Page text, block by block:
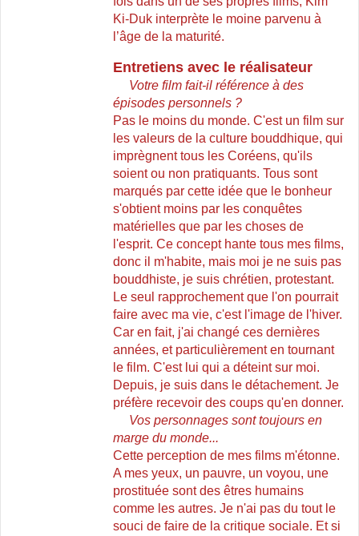
Ki-Duk interprète le moine parvenu à
l’âge de la maturité.
Entretiens avec le réalisateur
Votre film fait-il référence à des
épisodes personnels ?
Pas le moins du monde. C'est un film sur
les valeurs de la culture bouddhique, qui
imprègnent tous les Coréens, qu'ils
soient ou non pratiquants. Tous sont
marqués par cette idée que le bonheur
s'obtient moins par les conquêtes
matérielles que par les choses de
l'esprit. Ce concept hante tous mes films,
donc il m'habite, mais moi je ne suis pas
bouddhiste, je suis chrétien, protestant.
Le seul rapprochement que l'on pourrait
faire avec ma vie, c'est l'image de l'hiver.
Car en fait, j'ai changé ces dernières
années, et particulièrement en tournant
le film. C'est lui qui a déteint sur moi.
Depuis, je suis dans le détachement. Je
préfère recevoir des coups qu'en donner.
Vos personnages sont toujours en
marge du monde...
Cette perception de mes films m'étonne.
A mes yeux, un pauvre, un voyou, une
prostituée sont des êtres humains
comme les autres. Je n'ai pas du tout le
souci de faire de la critique sociale. Et si